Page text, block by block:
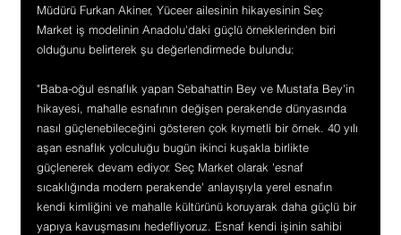
Müdürü Furkan Akiner, Yüceer ailesinin hikayesinin Seç
Market iş modelinin Anadolu'daki güçlü örneklerinden biri
olduğunu belirterek şu değerlendirmede bulundu:
"Baba-oğul esnaflık yapan Sebahattin Bey ve Mustafa Bey'in
hikayesi, mahalle esnafının değişen perakende dünyasında
nasıl güçlenebileceğini gösteren çok kıymetli bir örnek. 40 yılı
aşan esnaflık yolculuğu bugün ikinci kuşakla birlikte
güçlenerek devam ediyor. Seç Market olarak 'esnaf
sıcaklığında modern perakende' anlayışıyla yerel esnafın
kendi kimliğini ve mahalle kültürünü koruyarak daha güçlü bir
yapıya kavuşmasını hedefliyoruz. Esnaf kendi işinin sahibi